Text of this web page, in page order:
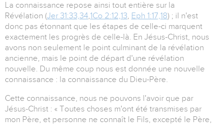
La connaissance repose ainsi tout entière sur la
Révélation (Jer 31:33,34,1Co 2:12,13, Eph 1:17,18) ; il n'est
donc pas étonnant que les étapes de celle-ci marquent
exactement les progrès de celle-là. En Jésus-Christ, nous
avons non seulement le point culminant de la révélation
ancienne, mais le point de départ d'une révélation
nouvelle. Du même coup nous est donnée une nouvelle
connaissance : la connaissance du Dieu-Père.
Cette connaissance, nous ne pouvons l'avoir que par
Jésus-Christ : « Toutes choses m'ont été transmises par
mon Père, et personne ne connaît le Fils, excepté le Père,